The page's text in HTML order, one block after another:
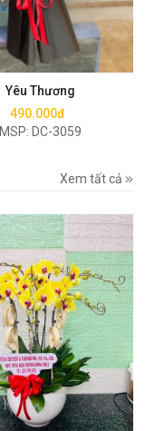
Yêu Thương
490.000đ
MSP: DC-3059
Mua ngay
Xem tất cả